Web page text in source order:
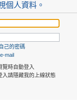
個人資料。
己的密碼
mail
覽時自動登入
入請隱藏我的上線狀態